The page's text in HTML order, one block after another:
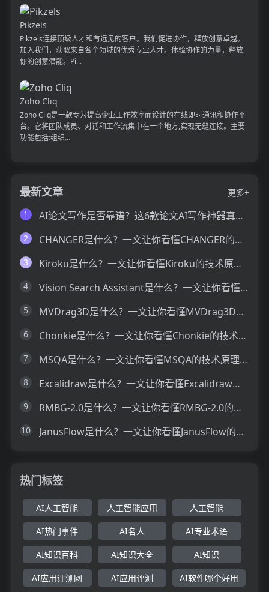
Pikzels
Pikzels连接顶级人才和有远见的客户。我们促进协作，释放创意卓越。
加入我们，获取来自各个领域的优秀专业人才。体验协作的力量，释放
你的创意潜能。Pi...
Zoho Cliq
Zoho Cliq是一款专为提高企业工作效率而设计的在线即时通讯和协作平
台。它将团队成员、对话和工作流集中在一个地方,实现无缝连接。主要
功能包括:组织...
最新文章
更多+
1
AI论文写作是否靠谱？这6款论文AI写作神器真的可以让你效率翻倍
2 CHANGER是什么？一文让你看懂CHANGER的技术原理、主要功能、应用场景
3 Kiroku是什么？一文让你看懂Kiroku的技术原理、主要功能、应用场景
4 Vision Search Assistant是什么？一文让你看懂Vision Search Assistant的技术原理、主要功能、应用场景
5 MVDrag3D是什么？一文让你看懂MVDrag3D的技术原理、主要功能、应用场景
6 Chonkie是什么？一文让你看懂Chonkie的技术原理、主要功能、应用场景
7 MSQA是什么？一文让你看懂MSQA的技术原理、主要功能、应用场景
8 Excalidraw是什么？一文让你看懂Excalidraw的技术原理、主要功能、应用场景
9 RMBG-2.0是什么？一文让你看懂RMBG-2.0的技术原理、主要功能、应用场景
10 JanusFlow是什么？一文让你看懂JanusFlow的技术原理、主要功能、应用场景
热门标签
AI人工智能 人工智能应用 人工智能
AI热门事件 AI名人 AI专业术语
AI知识百科 AI知识大全 AI知识
AI应用评测网 AI应用评测 AI软件哪个好用